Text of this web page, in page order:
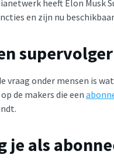
heeft Elon Musk
en zijn nu
vraag onder mensen is
de makers die een
je als